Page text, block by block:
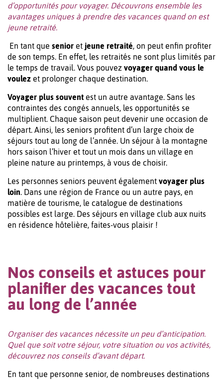
d’opportunités pour voyager. Découvrons ensemble les
avantages uniques à prendre des vacances quand on est
jeune retraité.
En tant que senior et jeune retraité, on peut enfin profiter
de son temps. En effet, les retraités ne sont plus limités par
le temps de travail. Vous pouvez voyager quand vous le
voulez et prolonger chaque destination.
Voyager plus souvent est un autre avantage. Sans les
contraintes des congés annuels, les opportunités se
multiplient. Chaque saison peut devenir une occasion de
départ. Ainsi, les seniors profitent d’un large choix de
séjours tout au long de l’année. Un séjour à la montagne
hors saison l’hiver et tout un mois dans un village en
pleine nature au printemps, à vous de choisir.
Les personnes seniors peuvent également voyager plus
loin. Dans une région de France ou un autre pays, en
matière de tourisme, le catalogue de destinations
possibles est large. Des séjours en village club aux nuits
en résidence hôtelière, faites-vous plaisir !
Nos conseils et astuces pour
planifier des vacances tout
au long de l’année
Organiser des vacances nécessite un peu d’anticipation.
Quel que soit votre séjour, votre situation ou vos activités,
découvrez nos conseils d’avant départ.
En tant que personne senior, de nombreuses destinations